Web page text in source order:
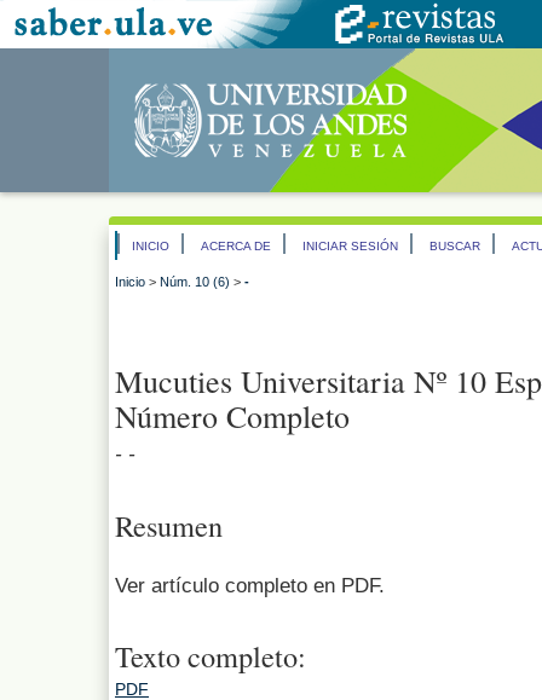
INICIO ACERCA DE INICIAR SESIÓN BUSCAR
Inicio > Núm. 10 (6) > -
Mucuties Universitaria Nº 10
Número Completo
- -
Resumen
Ver artículo completo en PDF.
Texto completo:
PDF